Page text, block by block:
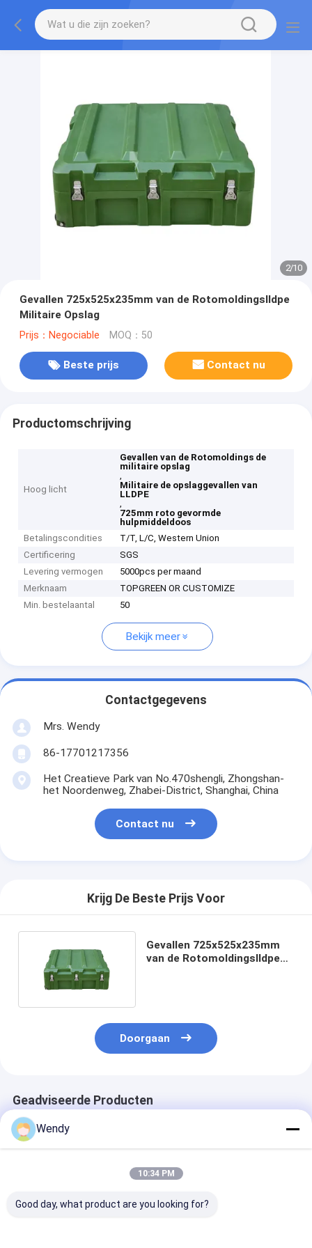
2/10
Gevallen 725x525x235mm van de Rotomoldingslldpe
Militaire Opslag
Prijs：Negociable MOQ：50
Beste prijs Contact nu
Productomschrijving
Hoog licht
Gevallen van de Rotomoldings de
militaire opslag
,
Militaire de opslaggevallen van
LLDPE
,
725mm roto gevormde
hulpmiddeldoos
Betalingscondities
T/T, L/C, Western Union
Certificering
SGS
Levering vermogen
5000pcs per maand
Merknaam
TOPGREEN OR CUSTOMIZE
Min. bestelaantal
50
Bekijk meer
Contactgegevens
Mrs. Wendy
86-17701217356
Het Creatieve Park van No.470shengli, Zhongshan-
het Noordenweg, Zhabei-District, Shanghai, China
Contact nu
Krijg De Beste Prijs Voor
Gevallen 725x525x235mm
van de Rotomoldingslldpe
Doorgaan
Geadviseerde Producten
Wendy
10:34 PM
Good day, what product are you looking for?